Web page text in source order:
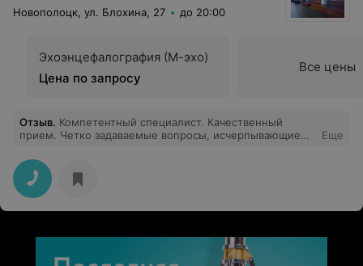
Новополоцк, ул. Блохина, 27 до 20:00
Эхоэнцефалография (М-эхо)
Цена по запросу
Все цены
Отзыв. Компетентный специалист. Качественный
прием. Четко задаваемые вопросы, исчерпывающие
Максимально позитивное впечатление от приема.
Еще